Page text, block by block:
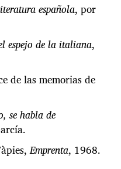
española, por
espejo de la italiana,
de las memorias de
se habla de
Emprenta, 1968.